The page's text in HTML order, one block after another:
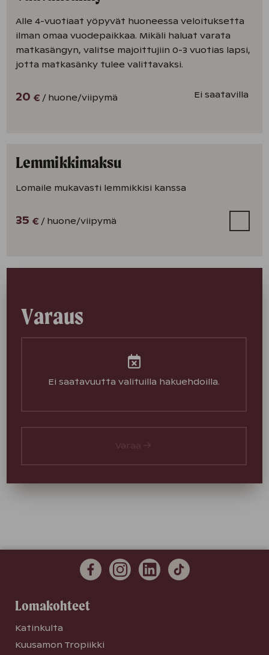
Alle 4-vuotiaat yöpyvät huoneessa veloituksetta
ilman omaa vuodepaikkaa. Mikäli haluat varata
matkasängyn, valitse majoittujiin 0-3 vuotias lapsi,
jotta matkasänky tulee valittavaksi.
20 € / huone/viipymä Ei saatavilla
Lemmikkimaksu
Lomaile mukavasti lemmikkisi kanssa
35 € / huone/viipymä
Varaus
Ei saatavuutta valituilla hakuehdoilla.
Varaa
Lomakohteet
Katinkulta
Kuusamon Tropiikki